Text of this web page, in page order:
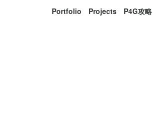
Portfolio Projects P4G攻略